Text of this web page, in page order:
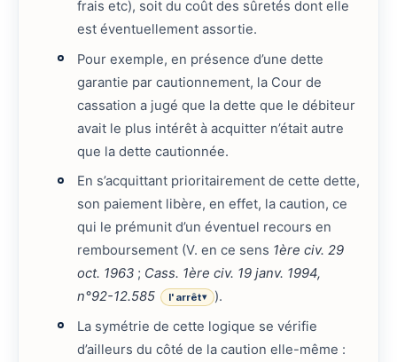
frais etc), soit du coût des sûretés dont elle
est éventuellement assortie.
Pour exemple, en présence d’une dette
garantie par cautionnement, la Cour de
cassation a jugé que la dette que le débiteur
avait le plus intérêt à acquitter n’était autre
que la dette cautionnée.
En s’acquittant prioritairement de cette dette,
son paiement libère, en effet, la caution, ce
qui le prémunit d’un éventuel recours en
remboursement (V. en ce sens 1ère civ. 29
oct. 1963 ; Cass. 1ère civ. 19 janv. 1994,
n°92-12.585
l'arrêt▾
).
La symétrie de cette logique se vérifie
d’ailleurs du côté de la caution elle-même :